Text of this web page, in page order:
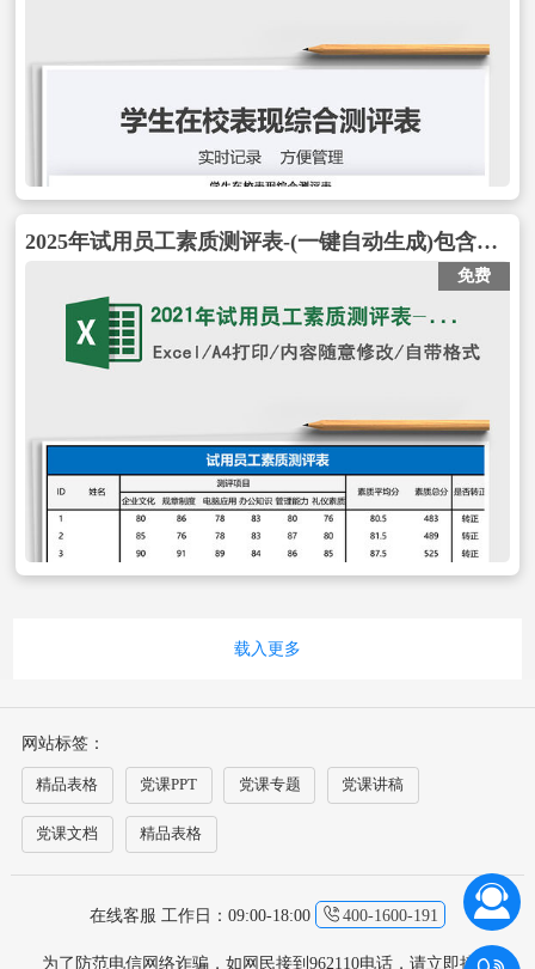
2025年试用员工素质测评表-(一键自动生成)包含试用员工素质测评表-(一键自动生成)
免费
载入更多
网站标签：
精品表格 党课PPT 党课专题 党课讲稿
党课文档 精品表格
在线客服 工作日：09:00-18:00 400-1600-191
为了防范电信网络诈骗，如网民接到962110电话，请立即接听